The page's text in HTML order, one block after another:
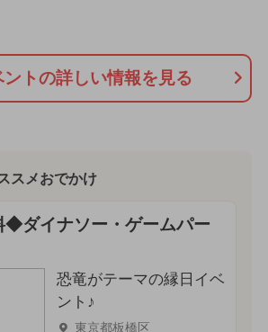
ントの詳しい情報を見る
スメおでかけ
◆ダイナソー・ゲームパー
恐竜がテーマの縁日イベ
ント♪
東京都板橋区